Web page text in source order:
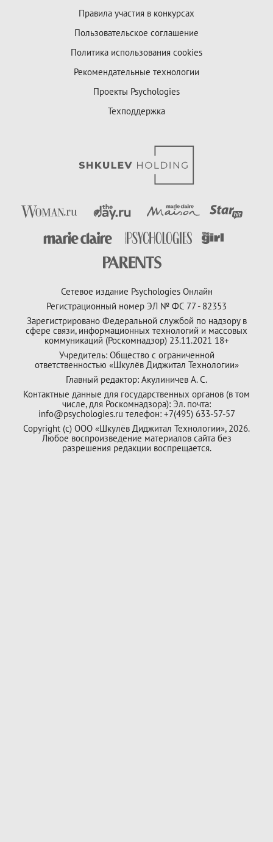
Правила участия в конкурсах
Пользовательское соглашение
Политика использования cookies
Рекомендательные технологии
Проекты Psychologies
Техподдержка
Сетевое издание Psychologies Онлайн
Регистрационный номер ЭЛ № ФС 77 - 82353
Зарегистрировано Федеральной службой по надзору в
сфере связи, информационных технологий и массовых
коммуникаций (Роскомнадзор) 23.11.2021 18+
Учредитель: Общество с ограниченной
ответственностью «Шкулёв Диджитал Технологии»
Главный редактор: Акулиничев А. С.
Контактные данные для государственных органов (в том
числе, для Роскомнадзора): Эл. почта:
info@psychologies.ru телефон: +7(495) 633-57-57
Copyright (с) ООО «Шкулёв Диджитал Технологии», 2026.
Любое воспроизведение материалов сайта без
разрешения редакции воспрещается.